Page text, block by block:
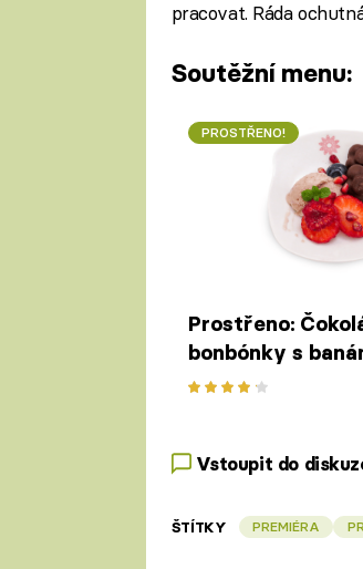
pracovat. Ráda
Soutěžní menu:
PROSTŘENO!
Prostřeno:
bonbónky s
zmrzlinou
Vstoupit do
ŠTÍTKY PREMIÉRA